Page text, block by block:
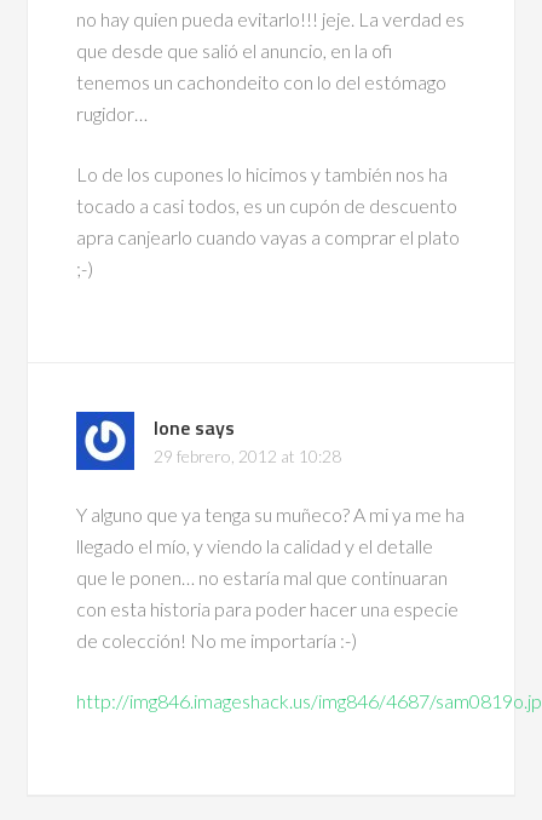
no hay quien pueda evitarlo!!! jeje. La verdad es
que desde que salió el anuncio, en la ofi
tenemos un cachondeito con lo del estómago
rugidor…
Lo de los cupones lo hicimos y también nos ha
tocado a casi todos, es un cupón de descuento
apra canjearlo cuando vayas a comprar el plato
;-)
Ione says
29 febrero, 2012 at 10:28
Y alguno que ya tenga su muñeco? A mi ya me ha
llegado el mío, y viendo la calidad y el detalle
que le ponen… no estaría mal que continuaran
con esta historia para poder hacer una especie
de colección! No me importaría :-)
http://img846.imageshack.us/img846/4687/